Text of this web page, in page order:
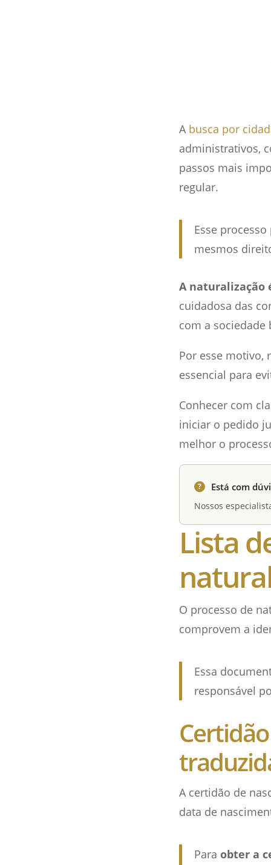
A busca por
administrativos,
passos mais
regular.
Esse
mesmos
A naturalização
cuidadosa das
com a
Por esse motivo,
essencial para
Conhecer com
iniciar o pedido
melhor o
? Está com
Nossos
Lista
O processo de
comprovem a
Essa
responsável
A certidão de
data de
Para obter a